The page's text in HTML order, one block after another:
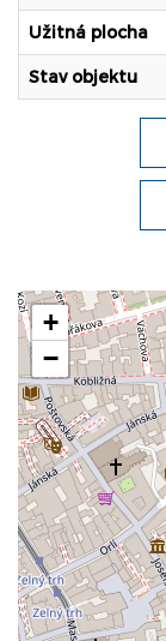
Užitná plocha
Stav objektu
+
−